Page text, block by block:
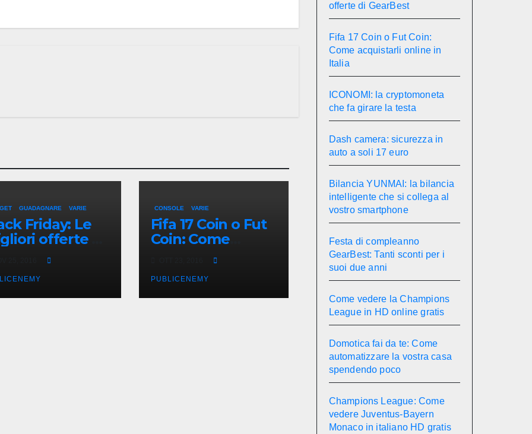
GUADAGNARE VARIE
Friday: Le
offerte di
CONSOLE VARIE
Fifa 17 Coin o Fut
Coin: Come
acquistarli online
PUBLICENEMY
offerte di GearBest
Fifa 17 Coin o Fut Coin:
Come acquistarli online in
Italia
ICONOMI: la cryptomoneta
che fa girare la testa
Dash camera: sicurezza in
auto a soli 17 euro
Bilancia YUNMAI: la bilancia
intelligente che si collega al
vostro smartphone
Festa di compleanno
GearBest: Tanti sconti per i
suoi due anni
Come vedere la Champions
League in HD online gratis
Domotica fai da te: Come
automatizzare la vostra casa
spendendo poco
Champions League: Come
vedere Juventus-Bayern
Monaco in italiano HD gratis